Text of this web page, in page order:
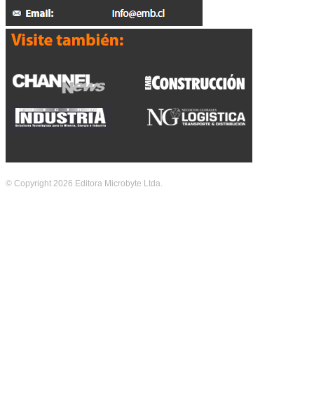
© Copyright 2026 Editora Microbyte Ltda.